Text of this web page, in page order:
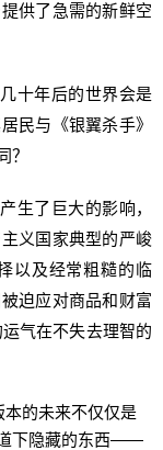
供了急需的新鲜空
十年后的世界会是
民与《银翼杀手》
？
了巨大的影响，
义国家典型的严峻
以及经常粗糙的临
迫应对商品和财富
气在不失去理智的
的未来不仅仅是
道下隐藏的东西——